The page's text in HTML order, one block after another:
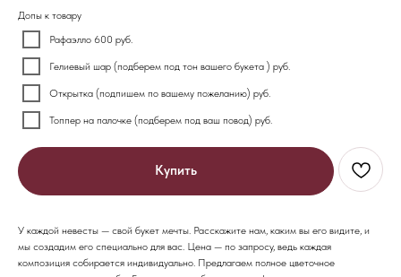
Допы к товару
Рафаэлло 600 руб.
Гелиевый шар (подберем под тон вашего букета ) руб.
Открытка (подпишем по вашему пожеланию) руб.
Топпер на палочке (подберем под ваш повод) руб.
Купить
У каждой невесты — свой букет мечты. Расскажите нам, каким вы его видите, и
мы создадим его специально для вас. Цена — по запросу, ведь каждая
композиция собирается индивидуально. Предлагаем полное цветочное